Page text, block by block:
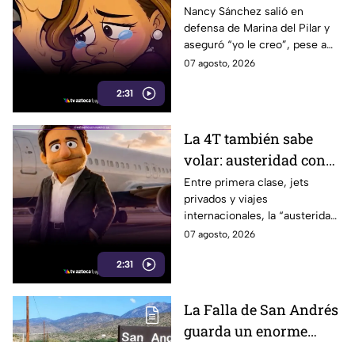
2:31
Marina del Pilar como
si fuera su hija pese a
polémicas
Nancy Sánchez salió en
defensa de Marina del Pilar y
aseguró “yo le creo”, pese a
los audios filtrados y las
07 agosto, 2026
2:31
La 4T también sabe
volar: austeridad con
sabor a primera clase
Entre primera clase, jets
privados y viajes
internacionales, la “austeridad”
de la 4T parece tener una
07 agosto, 2026
La Falla de San Andrés
guarda un enorme